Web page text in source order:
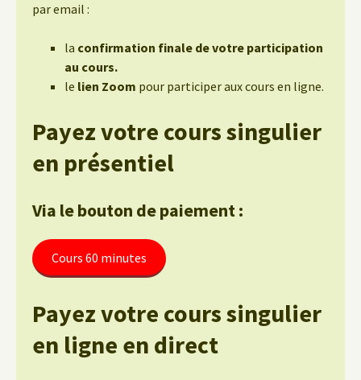
par email :
la confirmation finale de votre participation
au cours.
le lien Zoom pour participer aux cours en ligne.
Payez votre cours singulier
en présentiel
Via le bouton de paiement :
Cours 60 minutes
Payez votre cours singulier
en ligne en direct